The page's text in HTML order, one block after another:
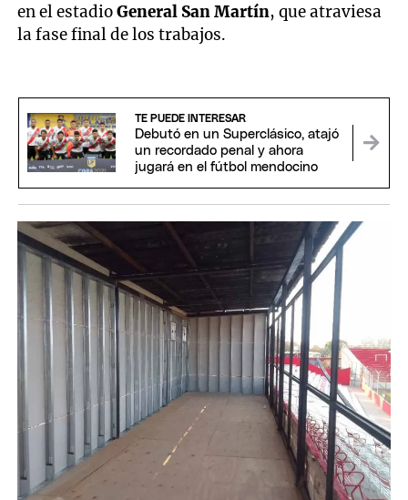
en el estadioGeneral San Martín, que atraviesa
la fase final de los trabajos.
TE PUEDE INTERESAR
Debutó en un Superclásico, atajó
un recordado penal y ahora
jugará en el fútbol mendocino